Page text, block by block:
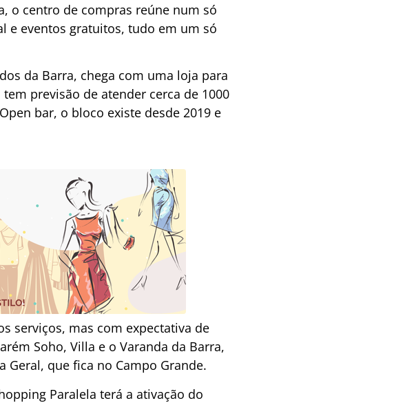
o centro de compras reúne num só
e eventos gratuitos, tudo em um só
da Barra, chega com uma loja para
previsão de atender cerca de 1000
bar, o bloco existe desde 2019 e
serviços, mas com expectativa de
Soho, Villa e o Varanda da Barra,
que fica no Campo Grande.
Paralela terá a ativação do